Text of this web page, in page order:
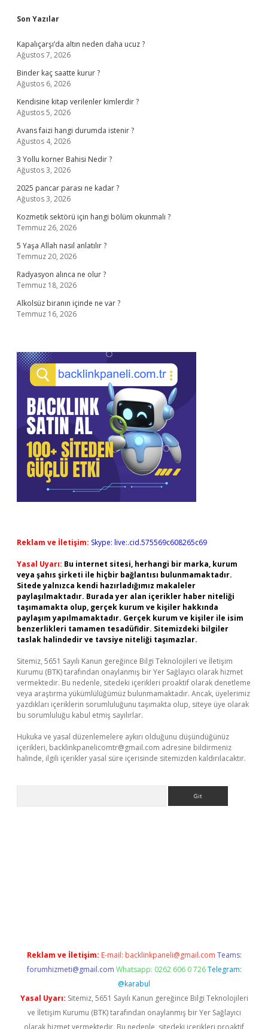
Sidebar
Son Yazılar
Kapalıçarşı’da altın neden daha ucuz ?
Ağustos 7, 2026
Binder kaç saatte kurur ?
Ağustos 6, 2026
Kendisine kitap verilenler kimlerdir ?
Ağustos 5, 2026
Avans faizi hangi durumda istenir ?
Ağustos 4, 2026
3 Yollu korner Bahisi Nedir ?
Ağustos 3, 2026
2025 pancar parası ne kadar ?
Ağustos 3, 2026
Kozmetik sektörü için hangi bölüm okunmalı ?
Temmuz 26, 2026
5 Yaşa Allah nasıl anlatılır ?
Temmuz 20, 2026
Radyasyon alınca ne olur ?
Temmuz 18, 2026
Alkolsüz biranın içinde ne var ?
Temmuz 16, 2026
Reklam ve İletişim: Skype: live:.cid.575569c608265c69
Yasal Uyarı: Bu internet sitesi, herhangi bir marka, kurum
veya şahıs şirketi ile hiçbir bağlantısı bulunmamaktadır.
Sitede yalnızca kendi hazırladığımız makaleler
paylaşılmaktadır. Burada yer alan içerikler haber niteliği
taşımamakta olup, gerçek kurum ve kişiler hakkında
paylaşım yapılmamaktadır. Gerçek kurum ve kişiler ile isim
benzerlikleri tamamen tesadüfidir. Sitemizdeki bilgiler
taslak halindedir ve tavsiye niteliği taşımazlar.
Sitemiz, 5651 Sayılı Kanun gereğince Bilgi Teknolojileri ve İletişim
Kurumu (BTK) tarafından onaylanmış bir Yer Sağlayıcı olarak hizmet
vermektedir. Bu nedenle, sitedeki içerikleri proaktif olarak denetleme
veya araştırma yükümlülüğümüz bulunmamaktadır. Ancak, üyelerimiz
yazdıkları içeriklerin sorumluluğunu taşımakta olup, siteye üye olarak
bu sorumluluğu kabul etmiş sayılırlar.
Hukuka ve yasal düzenlemelere aykırı olduğunu düşündüğünüz
içerikleri, backlinkpanelicomtr@gmail.com adresine bildirmeniz
halinde, ilgili içerikler yasal süre içerisinde sitemizden kaldırılacaktır.
Reklam ve İletişim: E-mail: backlinkpaneli@gmail.com Teams:
forumhizmeti@gmail.com Whatsapp: 0262 606 0 726 Telegram:
@karabul
Yasal Uyarı: Sitemiz, 5651 Sayılı Kanun gereğince Bilgi Teknolojileri
ve İletişim Kurumu (BTK) tarafından onaylanmış bir Yer Sağlayıcı
olarak hizmet vermektedir. Bu nedenle, sitedeki içerikleri proaktif